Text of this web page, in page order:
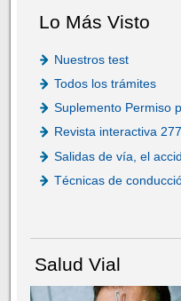
Lo Más Visto
Nuestros test
Todos los trámites
Suplemento Permiso
Revista interactiva 277
Salidas de vía, el
Técnicas de
Salud Vial